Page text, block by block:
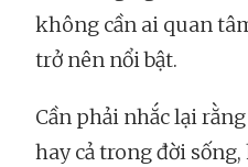
không cần ai quan
trở nên nổi bật.
Cần phải nhắc lại
hay cả trong đời